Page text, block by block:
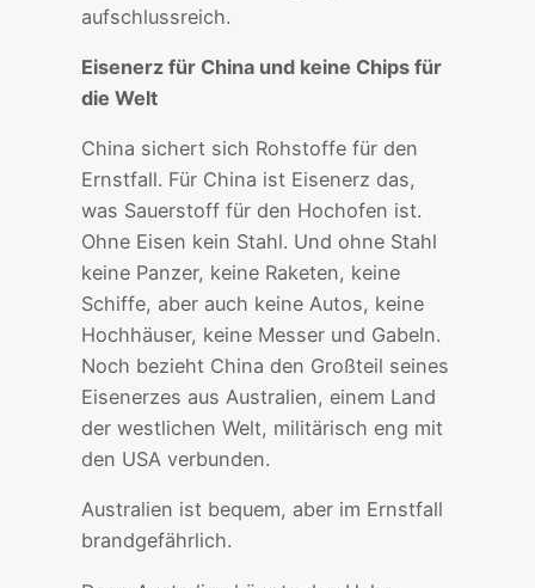
aufschlussreich.
Eisenerz für China und keine Chips für
die Welt
China sichert sich Rohstoffe für den
Ernstfall. Für China ist Eisenerz das,
was Sauerstoff für den Hochofen ist.
Ohne Eisen kein Stahl. Und ohne Stahl
keine Panzer, keine Raketen, keine
Schiffe, aber auch keine Autos, keine
Hochhäuser, keine Messer und Gabeln.
Noch bezieht China den Großteil seines
Eisenerzes aus Australien, einem Land
der westlichen Welt, militärisch eng mit
den USA verbunden.
Australien ist bequem, aber im Ernstfall
brandgefährlich.